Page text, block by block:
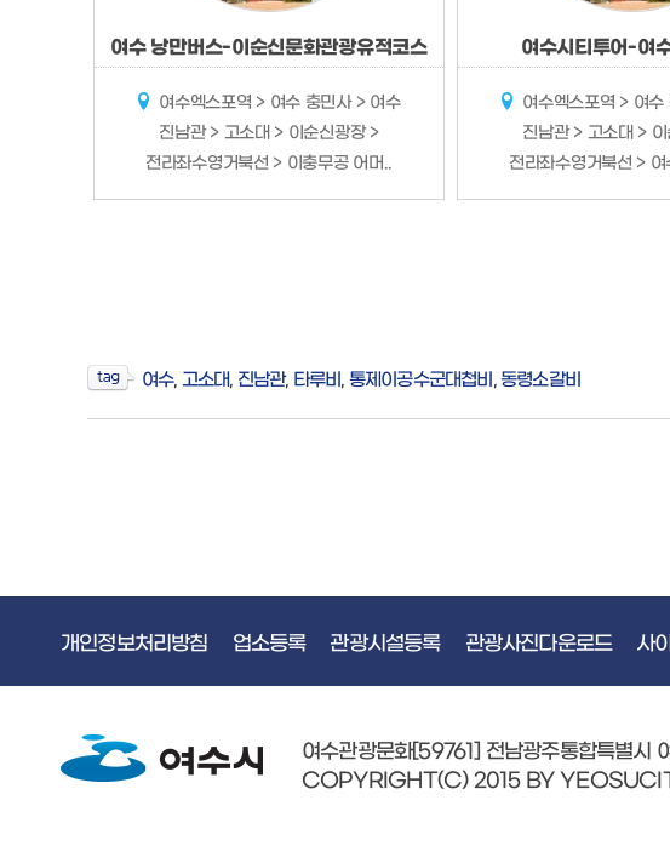
여수 낭만버스-이순신문화관광유적코스
여수엑스포역 > 여수 충민사 > 여수
진남관 > 고소대 > 이순신광장 >
전라좌수영거북선 > 이충무공 어머..
여수시티투어-여
여수엑스포역 > 여수
진남관 > 고소대 >
전라좌수영거북선 > 여
여수, 고소대, 진남관, 타루비 통제이공수군대첩비 ,동령소갈비
개인정보처리방침 업소등록 관광시설등록 관광사진다운로드 사
여수관광문화[59761] 전남광주통합특별시
COPYRIGHT(C) 2015 BY